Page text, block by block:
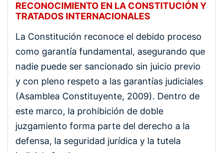
RECONOCIMIENTO EN LA CONSTITUCIÓN Y
TRATADOS INTERNACIONALES
La Constitución reconoce el debido proceso
como garantía fundamental, asegurando que
nadie puede ser sancionado sin juicio previo
y con pleno respeto a las garantías judiciales
(Asamblea Constituyente, 2009). Dentro de
este marco, la prohibición de doble
juzgamiento forma parte del derecho a la
defensa, la seguridad jurídica y la tutela